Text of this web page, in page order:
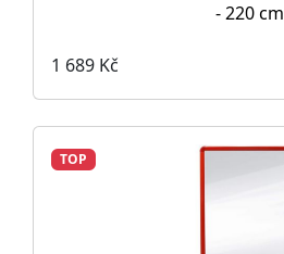
- 220 cm
1 689 Kč
TOP